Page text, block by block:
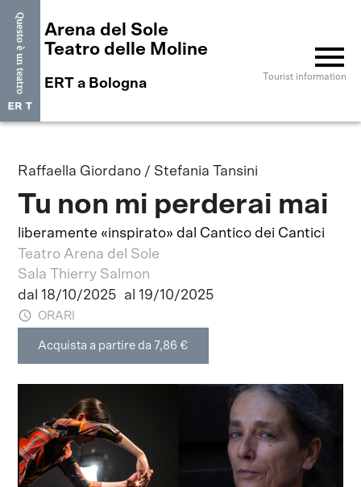
Arena del Sole
Teatro delle Moline
ERT a Bologna
menu
Tourist information
Raffaella Giordano / Stefania Tansini
Tu non mi perderai mai
liberamente «inspirato» dal Cantico dei Cantici
Teatro Arena del Sole
Sala Thierry Salmon
dal 18/10/2025
al 19/10/2025
ORARI
Acquista a partire da 7,86 €